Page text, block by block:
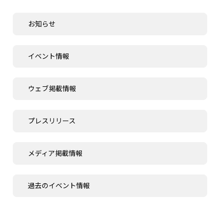
お知らせ
イベント情報
ウェブ掲載情報
プレスリリース
メディア掲載情報
過去のイベント情報